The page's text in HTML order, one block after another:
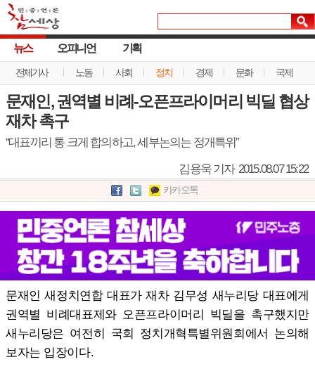
뉴스
전체기사 노동 사회 정치 경제 문화 국제
오피니언 기획
문재인, 권역별 비례-오픈프라이머리 빅딜 협상
재차 촉구
“대표끼리 통 크게 합의하고, 세부논의는 정개특위”
김용욱 기자 2015.08.07 15:22
카카오톡
문재인 새정치연합 대표가 재차 김무성 새누리당 대표에게
권역별 비례대표제와 오픈프라이머리 빅딜을 촉구했지만
새누리당은 여전히 국회 정치개혁특별위원회에서 논의해
보자는 입장이다.